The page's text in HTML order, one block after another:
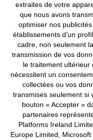
Gilet sans manches en
côtelé
CHF 31,95
extraites de votre
que nous avons
optimiser nos
établissements d’un
cadre, non seulement
transmission de vos
le traitement
nécessitent un
collectées ou vos
transmises seulement si
bouton « Accepter »
partenaires
Platforms Ireland
Europe Limited,